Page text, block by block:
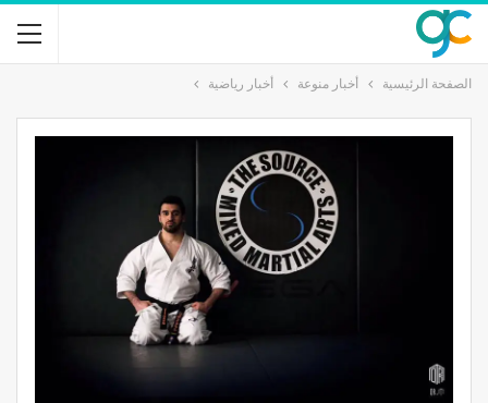
الصفحة الرئيسية أخبار منوعة أخبار رياضية